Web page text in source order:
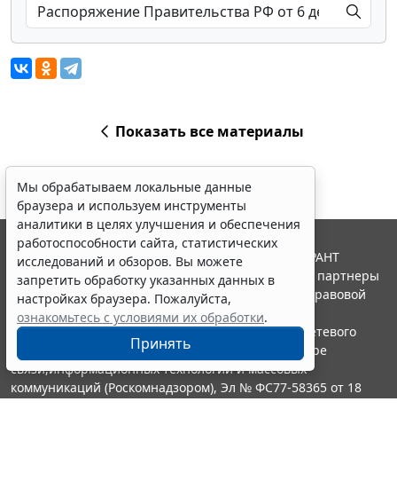
Показать все материалы
Мы обрабатываем локальные данные
браузера и используем инструменты
аналитики в целях улучшения и обеспечения
работоспособности сайта, статистических
исследований и обзоров. Вы можете
запретить обработку указанных данных в
настройках браузера. Пожалуйста,
ознакомьтесь с условиями их обработки.
Принять
© ООО "НПП "ГАРАНТ-СЕРВИС", 2026. Система ГАРАНТ
выпускается с 1990 года. Компания "Гарант" и ее партнеры
являются участниками Российской ассоциации правовой
информации ГАРАНТ.
Портал ГАРАНТ.РУ зарегистрирован в качестве сетевого
издания Федеральной службой по надзору в сфере
связи,информационных технологий и массовых
коммуникаций (Роскомнадзором), Эл № ФС77-58365 от 18